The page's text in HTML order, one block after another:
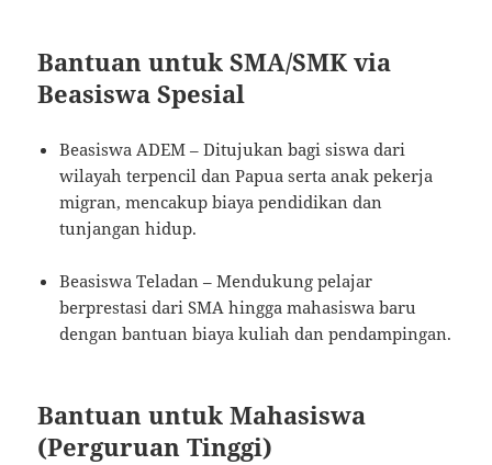
Bantuan untuk SMA/SMK via
Beasiswa Spesial
Beasiswa ADEM – Ditujukan bagi siswa dari
wilayah terpencil dan Papua serta anak pekerja
migran, mencakup biaya pendidikan dan
tunjangan hidup.
Beasiswa Teladan – Mendukung pelajar
berprestasi dari SMA hingga mahasiswa baru
dengan bantuan biaya kuliah dan pendampingan.
Bantuan untuk Mahasiswa
(Perguruan Tinggi)